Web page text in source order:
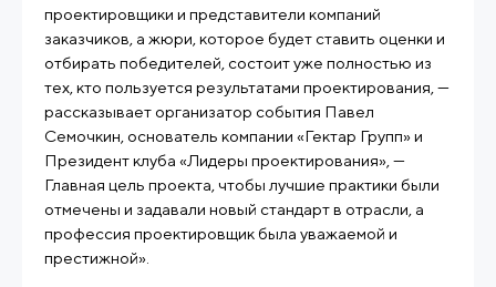
проектировщики и представители компаний
заказчиков, а жюри, которое будет ставить оценки и
отбирать победителей, состоит уже полностью из
тех, кто пользуется результатами проектирования, —
рассказывает организатор события Павел
Семочкин, основатель компании «Гектар Групп» и
Президент клуба «Лидеры проектирования», —
Главная цель проекта, чтобы лучшие практики были
отмечены и задавали новый стандарт в отрасли, а
профессия проектировщик была уважаемой и
престижной».